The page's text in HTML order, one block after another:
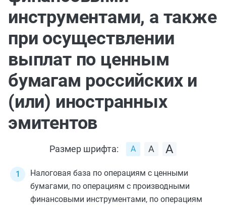
инструментами, а также
при осуществлении
выплат по ценным
бумагам российских и
(или) иностранных
эмитентов
Размер шрифта:
Налоговая база по операциям с ценными
бумагами, по операциям с производными
финансовыми инструментами, по операциям